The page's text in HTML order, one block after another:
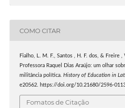
COMO CITAR
Fialho, L. M. F., Santos , H. F. dos, & Freire ,
Professora Raquel Dias Araújo: um olhar
militância política. History of Education in
e20562. https://doi.org/10.21680/2596-
Fomatos de Citação